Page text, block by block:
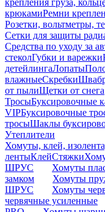
крюкамиРемни
Розетки, вольтметры,
Сетки для защиты
Средства по уходу за
стеколГубки и варежки
детейлингаЛопаты
влажныеСкребки
от пылиЩетки от снега
ТросыБуксировочные
VIPБуксировочные
тросыШаклы
Утеплители
Хомуты, клей,
лентыКлейСтяжки
ШРУС
Хомуты
замком
Хомуты
ШРУС
Хомуты
червячные усиленные